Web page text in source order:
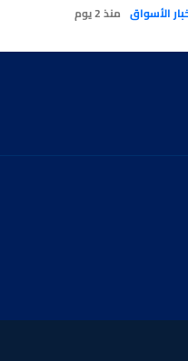
الأسواق منذ 2 يوم